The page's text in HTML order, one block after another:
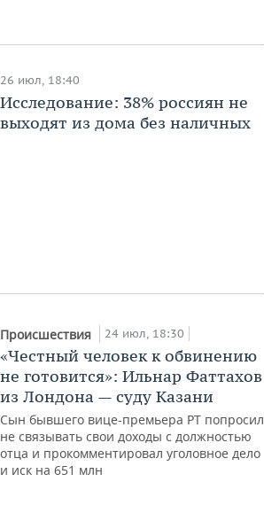
26 июл, 18:40
Исследование: 38% россиян не
выходят из дома без наличных
Происшествия 24 июл, 18:30
«Честный человек к обвинению
не готовится»: Ильнар Фаттахов
из Лондона — суду Казани
Сын бывшего вице-премьера РТ попросил
не связывать свои доходы с должностью
отца и прокомментировал уголовное дело
и иск на 651 млн